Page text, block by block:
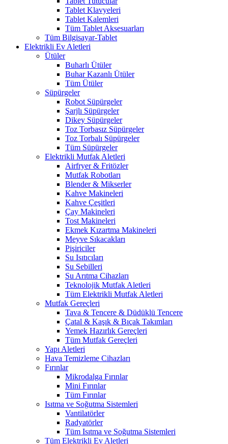
Tablet Klavyeleri
Tablet Kalemleri
Tüm Tablet Aksesuarları
Tüm Bilgisayar-Tablet
Elektrikli Ev Aletleri
Ütüler
Buharlı Ütüler
Buhar Kazanlı Ütüler
Tüm Ütüler
Süpürgeler
Robot Süpürgeler
Şarjlı Süpürgeler
Dikey Süpürgeler
Toz Torbasız Süpürgeler
Toz Torbalı Süpürgeler
Tüm Süpürgeler
Elektrikli Mutfak Aletleri
Airfryer & Fritözler
Mutfak Robotları
Blender & Mikserler
Kahve Makineleri
Kahve Çeşitleri
Çay Makineleri
Tost Makineleri
Ekmek Kızartma Makineleri
Meyve Sıkacakları
Pişiriciler
Su Isıtıcıları
Su Sebilleri
Su Arıtma Cihazları
Teknolojik Mutfak Aletleri
Tüm Elektrikli Mutfak Aletleri
Mutfak Gereçleri
Tava & Tencere & Düdüklü Tencere
Çatal & Kaşık & Bıçak Takımları
Yemek Hazırlık Gereçleri
Tüm Mutfak Gereçleri
Yapı Aletleri
Hava Temizleme Cihazları
Fırınlar
Mikrodalga Fırınlar
Mini Fırınlar
Tüm Fırınlar
Isıtma ve Soğutma Sistemleri
Vantilatörler
Radyatörler
Tüm Isıtma ve Soğutma Sistemleri
Tüm Elektrikli Ev Aletleri